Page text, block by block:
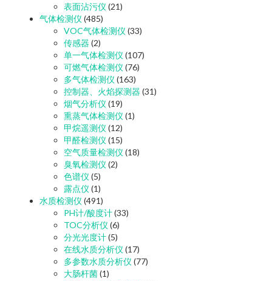
表面沾污仪 (21)
气体检测仪 (485)
VOC气体检测仪 (33)
传感器 (2)
单一气体检测仪 (107)
可燃气体检测仪 (76)
多气体检测仪 (163)
控制器、火焰探测器 (31)
烟气分析仪 (19)
熏蒸气体检测仪 (1)
甲烷遥测仪 (12)
甲醛检测仪 (15)
空气质量检测仪 (18)
臭氧检测仪 (2)
色谱仪 (5)
露点仪 (1)
水质检测仪 (491)
PH计/酸度计(33)
TOC分析仪 (6)
分光光度计(5)
在线水质分析仪 (17)
多参数水质分析仪 (77)
大肠杆菌(1)